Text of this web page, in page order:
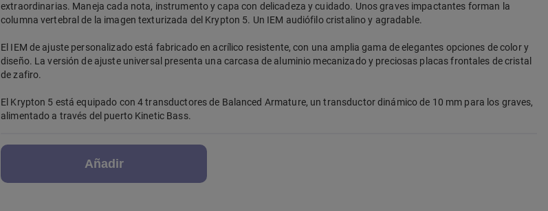
extraordinarias. Maneja cada nota, instrumento y capa con delicadeza y cuidado. Unos graves impactantes forman la
columna vertebral de la imagen texturizada del Krypton 5. Un IEM audiófilo cristalino y agradable.
El IEM de ajuste personalizado está fabricado en acrílico resistente, con una amplia gama de elegantes opciones de color y
diseño. La versión de ajuste universal presenta una carcasa de aluminio mecanizado y preciosas placas frontales de cristal
de zafiro.
El Krypton 5 está equipado con 4 transductores de Balanced Armature, un transductor dinámico de 10 mm para los graves,
alimentado a través del puerto Kinetic Bass.
Añadir